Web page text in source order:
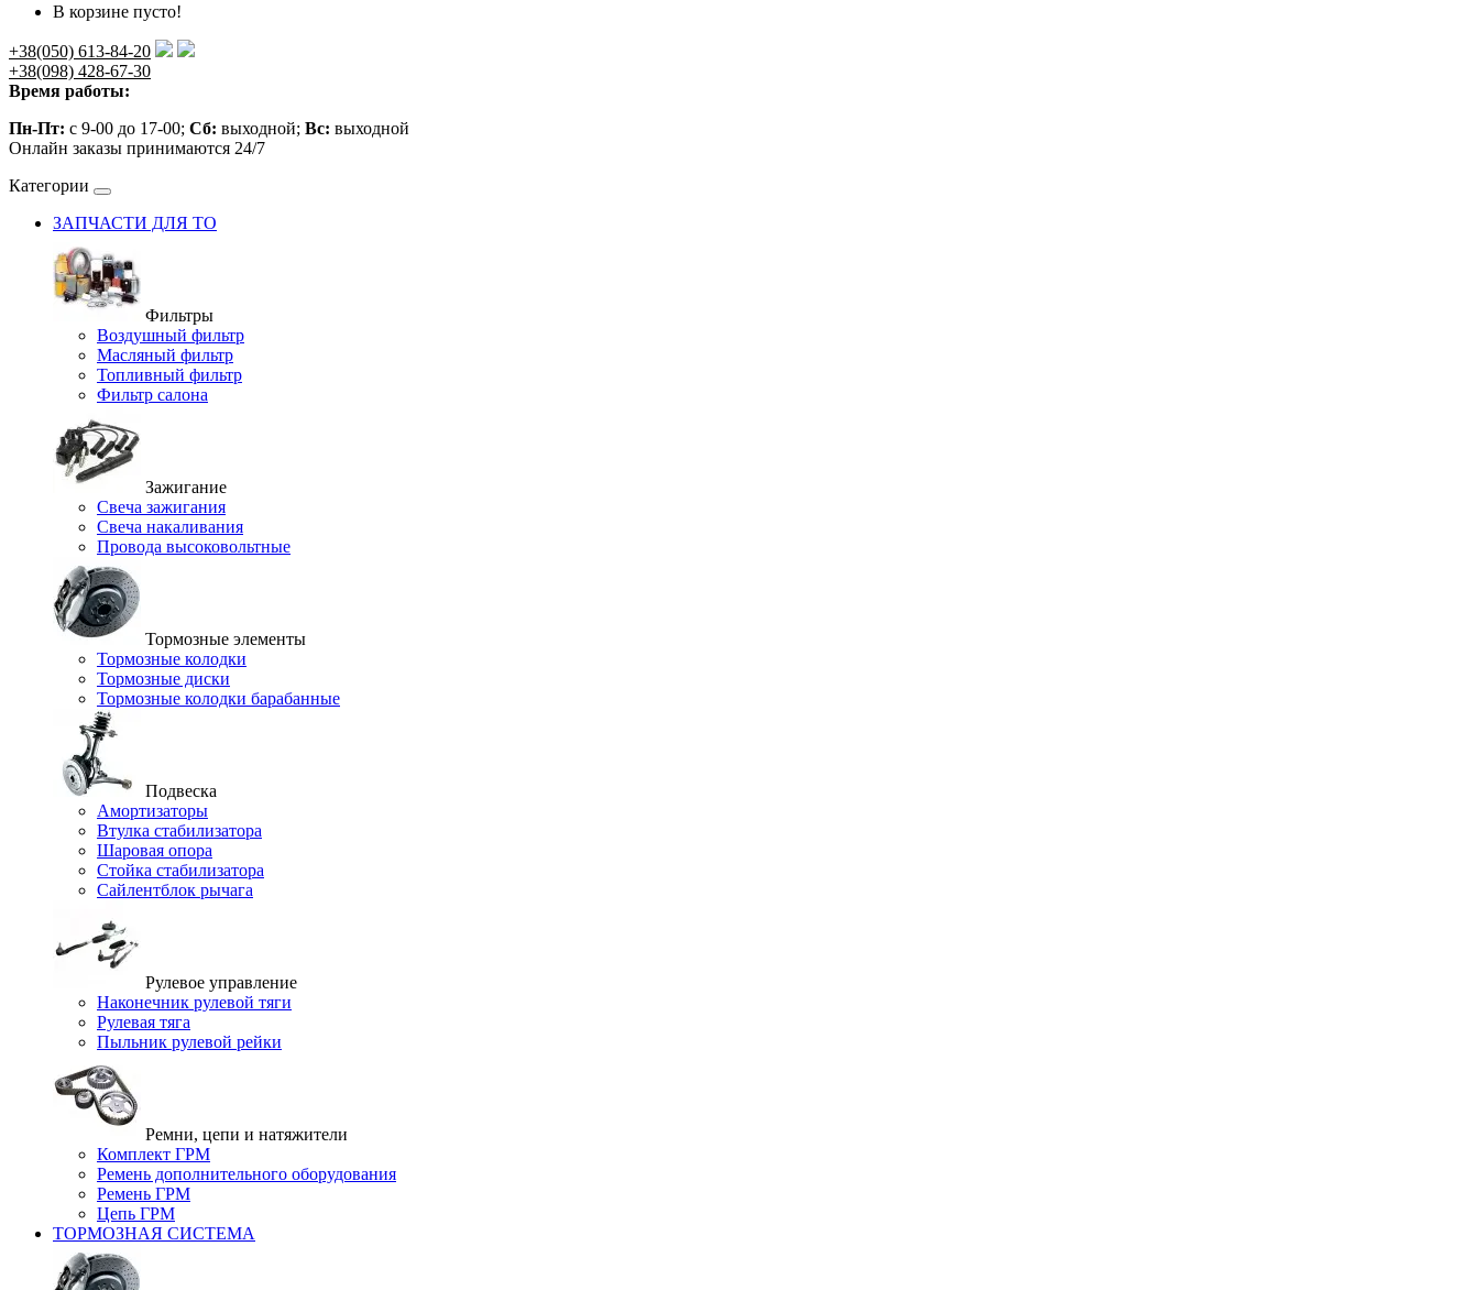
В корзине пусто!
+38(050) 613-84-20
+38(098) 428-67-30
Время работы:
Пн-Пт: с 9-00 до 17-00; Сб: выходной; Вс: выходной
Онлайн заказы принимаются 24/7
Категории
ЗАПЧАСТИ ДЛЯ ТО
Фильтры
Воздушный фильтр
Масляный фильтр
Топливный фильтр
Фильтр салона
Зажигание
Свеча зажигания
Свеча накаливания
Провода высоковольтные
Тормозные элементы
Тормозные колодки
Тормозные диски
Тормозные колодки барабанные
Подвеска
Амортизаторы
Втулка стабилизатора
Шаровая опора
Стойка стабилизатора
Сайлентблок рычага
Рулевое управление
Наконечник рулевой тяги
Рулевая тяга
Пыльник рулевой рейки
Ремни, цепи и натяжители
Комплект ГРМ
Ремень дополнительного оборудования
Ремень ГРМ
Цепь ГРМ
ТОРМОЗНАЯ СИСТЕМА